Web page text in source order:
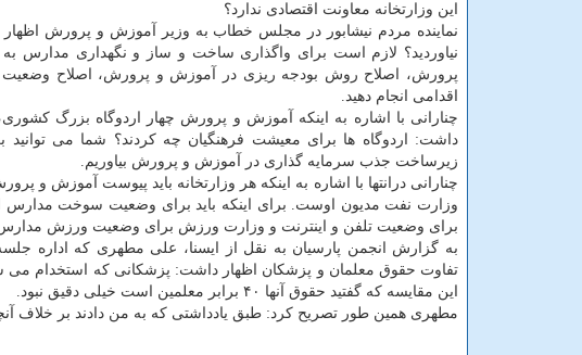
این وزارتخانه معاونت اقتصادی ندارد؟
نماینده مردم نیشابور در مجلس خطاب به وزیر آموزش و پرورش
نیاوردید؟ لازم است برای واگذاری ساخت و ساز و نگهداری
پرورش، اصلاح روش بودجه ریزی در آموزش و پرورش، اصلاح
اقدامی انجام دهید.
داشت: اردوگاه ها برای معیشت فرهنگیان چه كردند؟ شما می توانید
زیرساخت جذب سرمایه گذاری در آموزش و پرورش بیاوریم.
چنارانی درانتها با اشاره به اینكه هر وزارتخانه باید پیوست
وزارت نفت مدیون اوست. برای اینكه باید برای وضعیت سوخت مدارس
برای وضعیت تلفن و اینترنت و وزارت ورزش برای وضعیت ورزش مدارس
به گزارش انجمن پارسیان به نقل از ایسنا، علی مطهری كه اداره
تفاوت حقوق معلمان و پزشكان اظهار داشت: پزشكانی كه استخدام
این مقایسه كه گفتید حقوق آنها ۴۰ برابر معلمین است خیلی دقیق نبود.
مطهری همین طور تصریح كرد: طبق یادداشتی كه به من دادند بر خلاف